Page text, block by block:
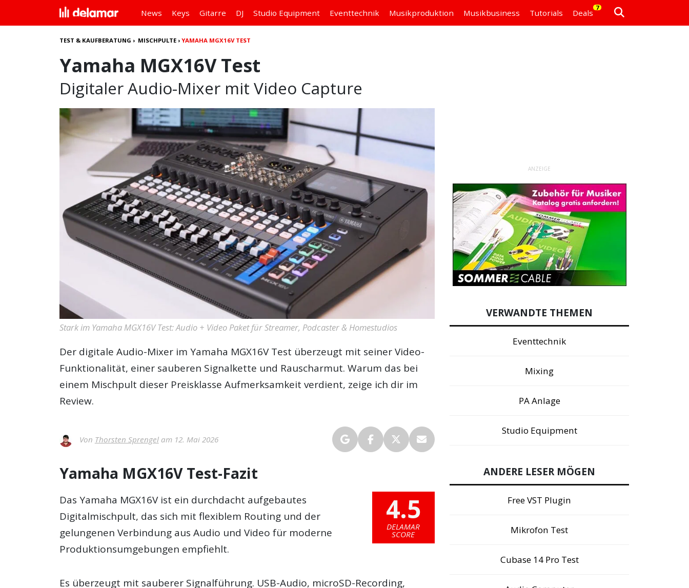
News Keys Gitarre DJ Studio Equipment Eventtechnik Musikproduktion Musikbusiness Tutorials Deals
7
TEST & KAUFBERATUNG › MISCHPULTE ›YAMAHA MGX16V TEST
Yamaha MGX16V Test
Digitaler Audio-Mixer mit Video Capture
Stark im Yamaha MGX16V Test: Audio + Video Paket für Streamer, Podcaster & Homestudios
Der digitale Audio-Mixer imYamaha MGX16V Test überzeugt mit seiner Video-
Funktionalität, einer sauberen Signalkette und Rauscharmut. Warum das bei
einem Mischpult dieser Preisklasse Aufmerksamkeit verdient, zeige ich dir im
Review.
Von Thorsten Sprengelam 12. Mai 2026
Yamaha MGX16V Test-Fazit
4.5
DELAMAR
SCORE
Das Yamaha MGX16V ist ein durchdacht aufgebautes
Digitalmischpult, das sich mit flexiblem Routing und der
gelungenen Verbindung aus Audio und Video für moderne
Produktionsumgebungen empfiehlt.
Es überzeugt mit sauberer Signalführung. USB-Audio, microSD-Recording,
ANZEIGE
VERWANDTE THEMEN
Eventtechnik
Mixing
PA Anlage
Studio Equipment
ANDERE LESER MÖGEN
Free VST Plugin
Mikrofon Test
Cubase 14 Pro Test